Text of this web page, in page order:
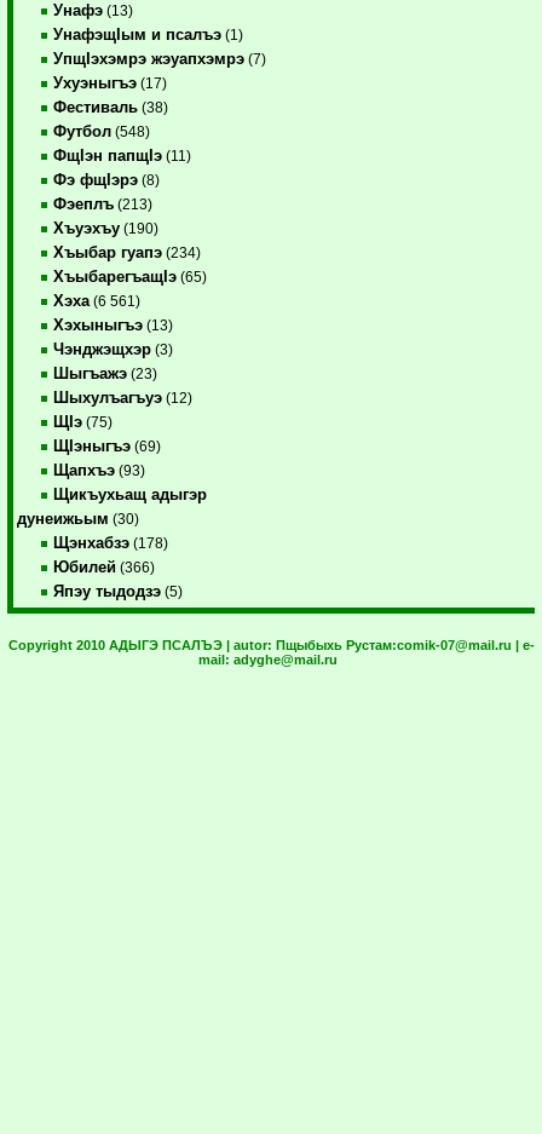
Унафэ (13)
УнафэщIым и псалъэ (1)
УпщIэхэмрэ жэуапхэмрэ (7)
Ухуэныгъэ (17)
Фестиваль (38)
Футбол (548)
ФщIэн папщIэ (11)
Фэ фщIэрэ (8)
Фэеплъ (213)
Хъуэхъу (190)
Хъыбар гуапэ (234)
ХъыбарегъащIэ (65)
Хэха (6 561)
Хэхыныгъэ (13)
Чэнджэщхэр (3)
Шыгъажэ (23)
Шыхулъагъуэ (12)
ЩIэ (75)
ЩIэныгъэ (69)
Щапхъэ (93)
Щикъухьащ адыгэр
дунеижьым (30)
Щэнхабзэ (178)
Юбилей (366)
Япэу тыдодзэ (5)
Copyright 2010 АДЫГЭ ПСАЛЪЭ | autor: Пщыбыхь Рустам:comik-07@mail.ru | e-
mail: adyghe@mail.ru